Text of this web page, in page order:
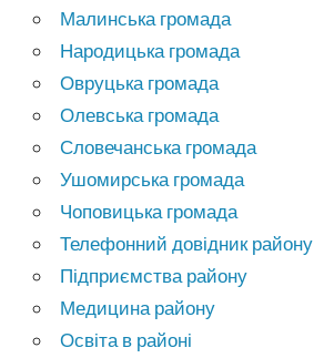
Малинська громада
Народицька громада
Овруцька громада
Олевська громада
Словечанська громада
Ушомирська громада
Чоповицька громада
Телефонний довідник району
Підприємства району
Медицина району
Освіта в районі